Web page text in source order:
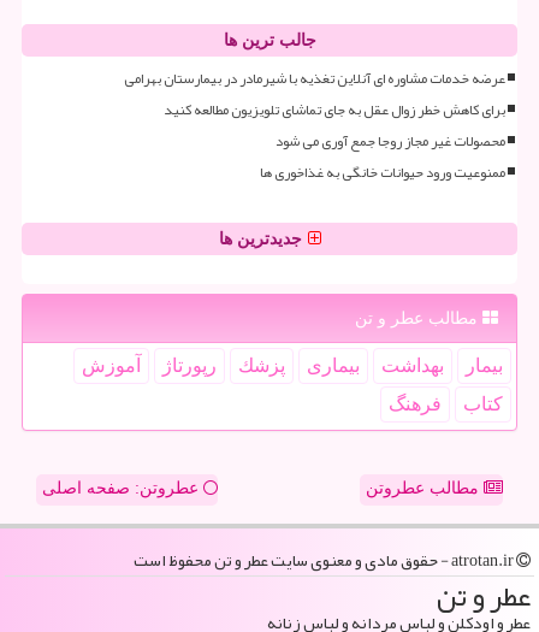
جالب ترین ها
عرضه خدمات مشاوره ای آنلاین تغذیه با شیرمادر در بیمارستان بهرامی
برای کاهش خطر زوال عقل به جای تماشای تلویزیون مطالعه کنید
محصولات غیر مجاز روجا جمع آوری می شود
ممنوعیت ورود حیوانات خانگی به غذاخوری ها
جدیدترین ها
مطالب عطر و تن
بیمار بهداشت بیماری پزشك رپورتاژ
آموزش
كتاب
فرهنگ
مطالب عطروتن عطروتن: صفحه اصلی
عطر و تن
عطر و اودکلن و لباس مردانه و لباس زنانه